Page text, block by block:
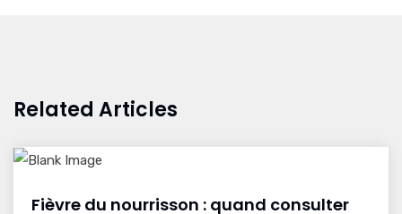
Related Articles
Fièvre du nourrisson : quand consulter